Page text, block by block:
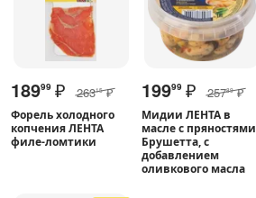
18999 ₽ 26315 ₽
Форель холодного
копчения ЛЕНТА
филе-ломтики
19999 ₽ 25789 ₽
Мидии ЛЕНТА в
масле с пряностями
Брушетта, с
добавлением
оливкового масла